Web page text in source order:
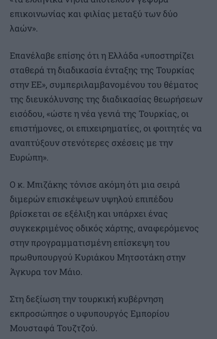
επικοινωνίας και φιλίας μεταξύ των δύο
λαών».
Επανέλαβε επίσης ότι η Ελλάδα «υποστηρίζει
σταθερά τη διαδικασία ένταξης της Τουρκίας
στην ΕΕ», συμπεριλαμβανομένου του θέματος
της διευκόλυνσης της διαδικασίας θεωρήσεων
εισόδου, «ώστε η νέα γενιά της Τουρκίας, οι
επιστήμονες, οι επιχειρηματίες, οι φοιτητές να
αναπτύξουν στενότερες σχέσεις με την
Ευρώπη».
Ο κ. Μπιζάκης τόνισε ακόμη ότι μια σειρά
διμερών επισκέψεων υψηλού επιπέδου
βρίσκεται σε εξέλιξη και υπάρχει ένας
συγκεκριμένος οδικός χάρτης, αναφερόμενος
στην προγραμματισμένη επίσκεψη του
πρωθυπουργού Κυριάκου Μητσοτάκη στην
Άγκυρα τον Μάιο.
Στη δεξίωση την τουρκική κυβέρνηση
εκπροσώπησε ο υφυπουργός Εμπορίου
Μουσταφά Τουζτζού.